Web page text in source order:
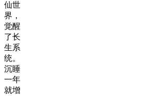
仙世
界，
觉醒
了长
生系
统。
沉睡
一年
就增